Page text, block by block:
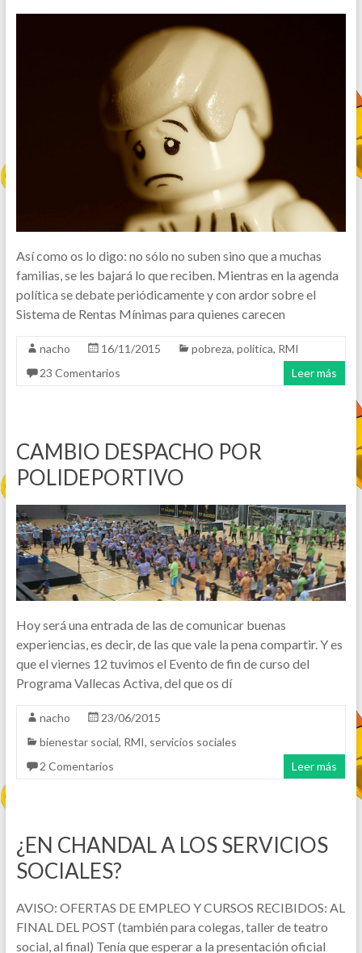
Así como os lo digo: no sólo no suben sino que a muchas
familias, se les bajará lo que reciben. Mientras en la agenda
política se debate periódicamente y con ardor sobre el
Sistema de Rentas Mínimas para quienes carecen
nacho 16/11/2015 pobreza, politica, RMI
23 Comentarios
Leer más
CAMBIO DESPACHO POR
POLIDEPORTIVO
Hoy será una entrada de las de comunicar buenas
experiencias, es decir, de las que vale la pena compartir. Y es
que el viernes 12 tuvimos el Evento de fin de curso del
Programa Vallecas Activa, del que os dí
nacho
23/06/2015
bienestar social, RMI, servicios sociales
2 Comentarios
Leer más
¿EN CHANDAL A LOS SERVICIOS
SOCIALES?
AVISO: OFERTAS DE EMPLEO Y CURSOS RECIBIDOS: AL
FINAL DEL POST (también para colegas, taller de teatro
social, al final) Tenía que esperar a la presentación oficial